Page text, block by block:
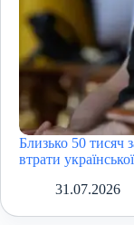
Близько 50 тисяч
втрати
31.07.2026